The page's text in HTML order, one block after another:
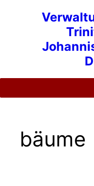
bäume